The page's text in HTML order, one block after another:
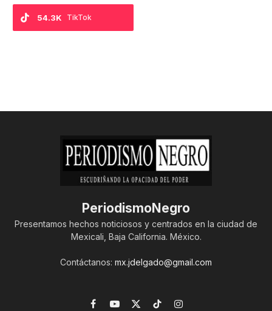
TikTok
54.3K
PeriodismoNegro
Presentamos hechos noticiosos y centrados en la ciudad de
Mexicali, Baja California. México.
Contáctanos: mx.jdelgado@gmail.com